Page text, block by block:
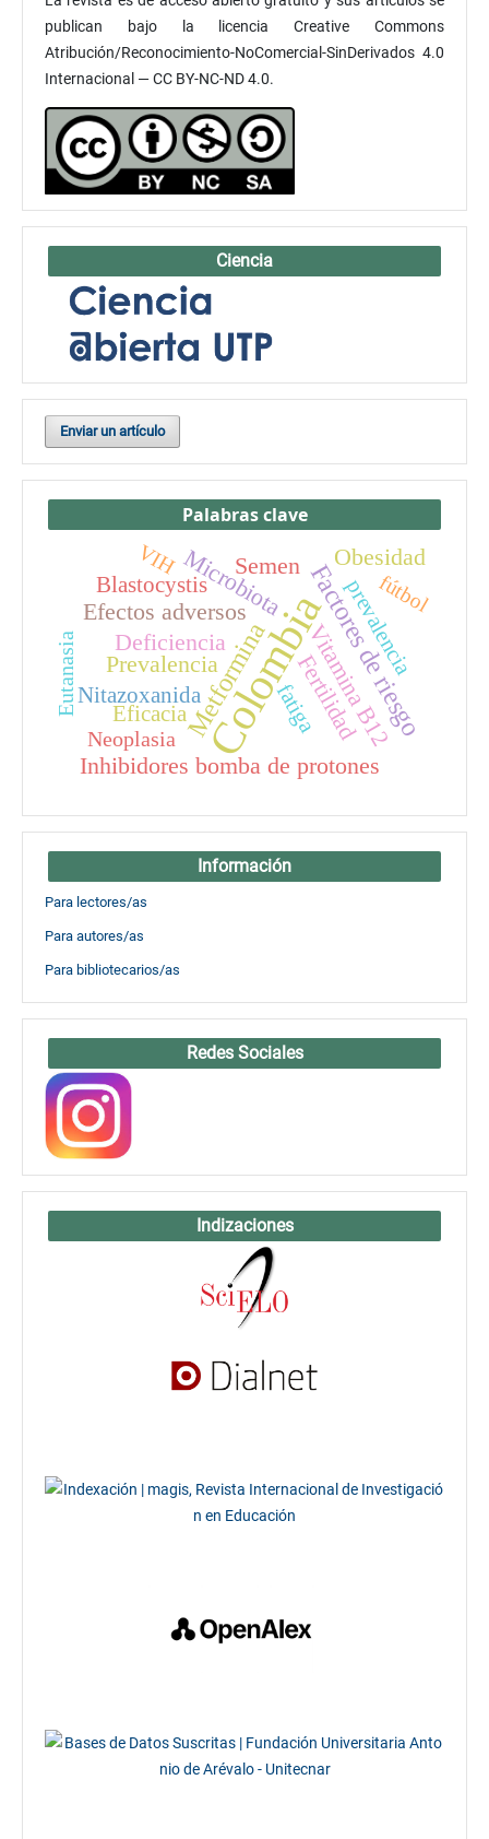
publican bajo la licencia Creative Commons
Atribución/Reconocimiento-NoComercial-SinDerivados 4.0
Internacional — CC BY-NC-ND 4.0.
Ciencia
Enviar un artículo
Palabras clave
ColombiaFactores de riesgo
Metformina
Microbiota Obesidad
Semen
Fertilidad
Prevalencia Vitamina B12
Inhibidores bomba de protones
Deficiencia
Efectos adversos
fatiga
Nitazoxanida
Eficacia
Blastocystis prevalencia
VIH
fútbol
Eutanasia
Neoplasia
Información
Para lectores/as
Para autores/as
Para bibliotecarios/as
Redes Sociales
Indizaciones